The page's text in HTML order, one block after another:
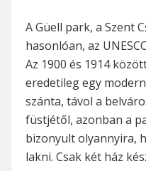
A Güell park, a Szent
hasonlóan, az
Az 1900 és 1914
eredetileg egy
szánta, távol a
füstjétől, azonban a
bizonyult olyannyira,
lakni. Csak két ház